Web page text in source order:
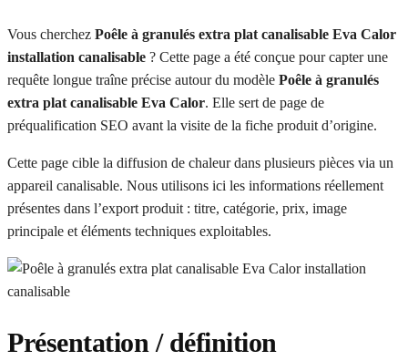
Vous cherchez Poêle à granulés extra plat canalisable Eva Calor
installation canalisable ? Cette page a été conçue pour capter une
requête longue traîne précise autour du modèle Poêle à granulés
extra plat canalisable Eva Calor. Elle sert de page de
préqualification SEO avant la visite de la fiche produit d’origine.
Cette page cible la diffusion de chaleur dans plusieurs pièces via un
appareil canalisable. Nous utilisons ici les informations réellement
présentes dans l’export produit : titre, catégorie, prix, image
principale et éléments techniques exploitables.
Présentation / définition